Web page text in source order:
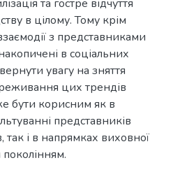
та гостре відчуття
в цілому. Тому крім
з представниками
в соціальних
увагу на зняття
цих трендів
бути корисним як в
представників
так і в напрямках виховної